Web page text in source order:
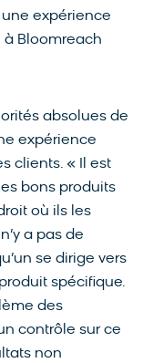
expérience
à Bloomreach
absolues de
expérience
clients. « Il est
bons produits
où ils les
a pas de
se dirige vers
spécifique.
des
contrôle sur ce
non